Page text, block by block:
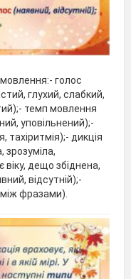
голос
глухий, слабкий,
темп мовлення
уповільнений);-
тахіритмія);- дикція
зрозуміла,
віку, дещо збіднена,
відсутній);-
між фразами).